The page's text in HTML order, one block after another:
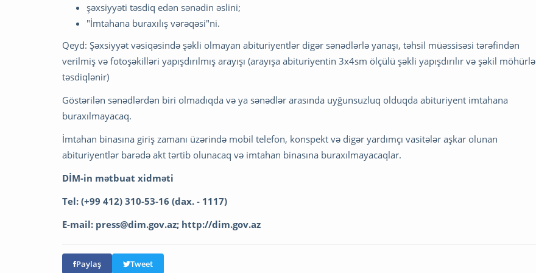
şəxsiyyəti təsdiq edən sənədin əslini;
"İmtahana buraxılış vərəqəsi"ni.
Qeyd: Şəxsiyyət vəsiqəsində şəkli olmayan abituriyentlər digər sənədlərlə yanaşı, təhsil müəssisəsi tərəfindən
verilmiş və fotoşəkilləri yapışdırılmış arayışı (arayışa abituriyentin 3x4sm ölçülü şəkli yapışdırılır və şəkil möhürlə
təsdiqlənir)
Göstərilən sənədlərdən biri olmadıqda və ya sənədlər arasında uyğunsuzluq olduqda abituriyent imtahana
buraxılmayacaq.
İmtahan binasına giriş zamanı üzərində mobil telefon, konspekt və digər yardımçı vasitələr aşkar olunan
abituriyentlər barədə akt tərtib olunacaq və imtahan binasına buraxılmayacaqlar.
DİM-in mətbuat xidməti
Tеl: (+99 412) 310-53-16 (dax. - 1117)
E-mail: press@dim.gov.az; http://dim.gov.az
Paylaş Tweet